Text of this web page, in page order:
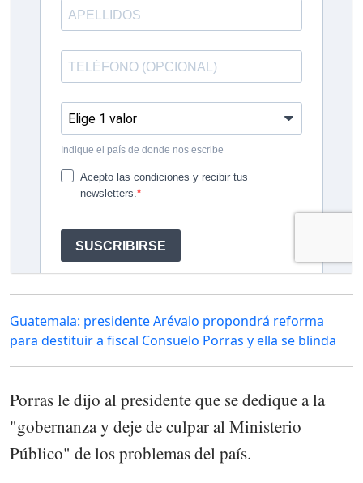
Guatemala: presidente Arévalo propondrá reforma
para destituir a fiscal Consuelo Porras y ella se blinda
Porras le dijo al presidente que se dedique a la
"gobernanza y deje de culpar al Ministerio
Público" de los problemas del país.